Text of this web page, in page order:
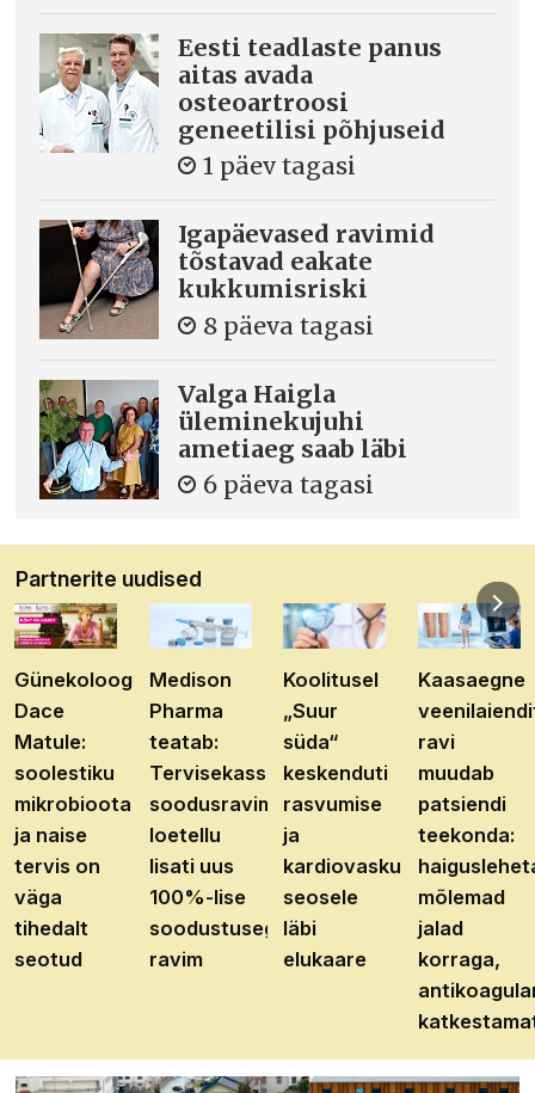
Eesti teadlaste panus
aitas avada
osteoartroosi
geneetilisi põhjuseid
1 päev tagasi
Igapäevased ravimid
tõstavad eakate
kukkumisriski
8 päeva tagasi
Valga Haigla
üleminekujuhi
ametiaeg saab läbi
6 päeva tagasi
Partnerite uudised
Günekoloog
Dace
Matule:
soolestiku
mikrobioota
ja naise
tervis on
väga
tihedalt
seotud
Medison
Pharma
teatab:
Tervisekassa
soodusravimite
loetellu
lisati uus
100%-lise
soodustusega
ravim
Koolitusel
„Suur
süda“
keskenduti
rasvumise
ja
kardiovaskulaarhaiguste
seosele
läbi
elukaare
Kaasaegne
ravi
muudab
patsiendi
teekonda:
mõlemad
jalad
korraga,